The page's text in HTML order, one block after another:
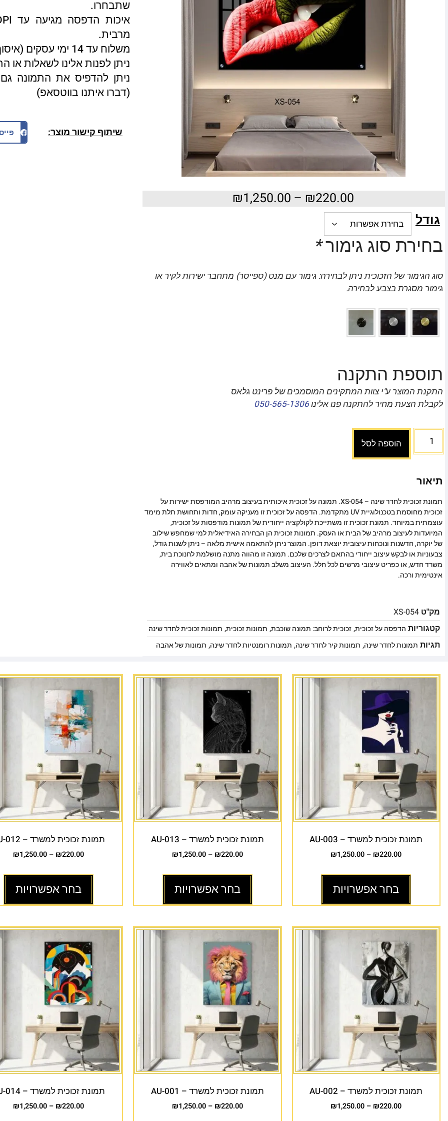
₪220.00
–
₪1,250.00
גודל
בחירת סוג גימור*
סוג הגימור של הזכוכית ניתן לבחירה: גימור עם מנט (ספייסר) מתחבר ישירות לקיר או
גימור מסגרת בצבע לבחירה.
תוספת התקנה
התקנת המוצר ע"י צוות המתקינים המוסמכים של פרינט גלאס
לקבלת הצעת מחיר להתקנה פנו אלינו050-565-1306
הוספה לסל
תיאור
תמונת זכוכית לחדר שינה – XS-054. תמונה על זכוכית איכותית בעיצוב מרהיב המודפסת ישירות על
זכוכית מחוסמת בטכנולוגיית UV מתקדמת. הדפסה על זכוכית זו מעניקה עומק, חדות ותחושת תלת מימד
עוצמתית במיוחד. תמונת זכוכית זו משתייכת לקולקציה ייחודית של תמונות מודפסות על זכוכית,
המיועדות לעיצוב מרהיב של הבית או העסק. תמונות זכוכית הן הבחירה האידיאלית למי שמחפש שילוב
של יוקרה, חדשנות ונוכחות עיצובית יוצאת דופן. המוצר ניתן להתאמה אישית מלאה – ניתן לשנות גודל,
צבעוניות או לבקש עיצוב ייחודי בהתאם לצרכים שלכם. תמונה זו מהווה מתנה מושלמת לחנוכת בית,
משרד חדש, או כפריט עיצובי מרשים לכל חלל. העיצוב משלב תמונות של אהבה ומתאים לאווירה
אינטימית ורכה.
מק"טXS-054
קטגוריות הדפסה על זכוכית,זכוכית לרוחב: תמונה שוכבת, תמונות זכוכית, תמונות זכוכית לחדר שינה
תגיות תמונות לחדר שינה, תמונות קיר לחדר שינה, תמונות רומנטיות לחדר שינה, תמונות של אהבה
שתבחרו.
מרבית.
משלוח עד 14 ימי עסקים (איסוף עצמי 3 ימי עסקים).
ניתן לפנות אלינו לשאלות או
ניתן להדפיס את התמונה
(דברו איתנו בווטסאפ)
שיתוף קישור מוצר:
תמונת זכוכית למשרד – AU-003
₪220.00
–
₪1,250.00
בחר אפשרויות
תמונת זכוכית למשרד – AU-013
₪220.00
–
₪1,250.00
בחר אפשרויות
תמונת זכוכית למשרד – AU-012
₪220.00
–
₪1,250.00
בחר אפשרויות
תמונת זכוכית למשרד – AU-002
₪220.00
–
₪1,250.00
תמונת זכוכית למשרד – AU-001
₪220.00
–
₪1,250.00
תמונת זכוכית למשרד – AU-014
₪220.00
–
₪1,250.00